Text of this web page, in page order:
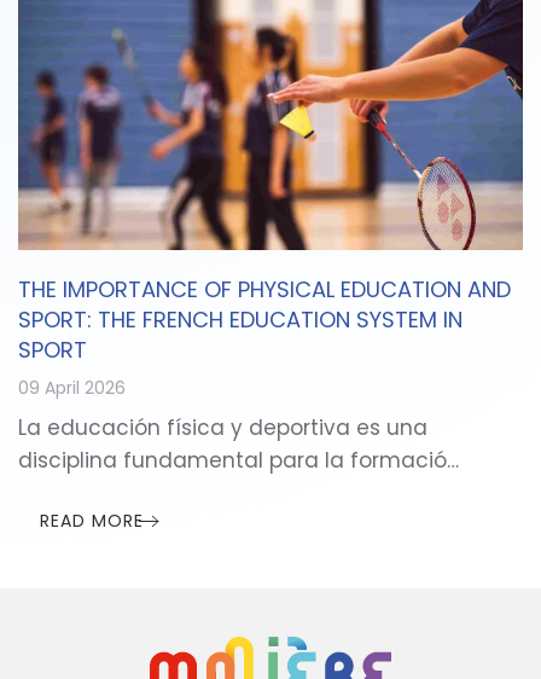
THE IMPORTANCE OF PHYSICAL EDUCATION AND
SPORT: THE FRENCH EDUCATION SYSTEM IN
SPORT
09 April 2026
La educación física y deportiva es una
disciplina fundamental para la formació…
READ MORE